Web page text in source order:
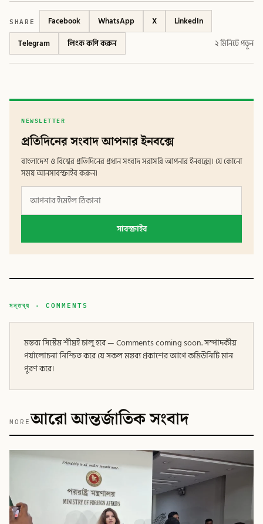
SHARE Facebook WhatsApp X
LinkedIn
Telegram
লিংক কপি করুন ২ মিনিটে পড়ুন
NEWSLETTER
প্রতিদিনের সংবাদ আপনার ইনবক্সে
বাংলাদেশ ও বিশ্বের প্রতিদিনের প্রধান সংবাদ সরাসরি আপনার ইনবক্সে। যে কোনো
সময় আনসাবস্ক্রাইব করুন।
সাবস্ক্রাইব
মন্তব্য · COMMENTS
মন্তব্য সিস্টেম শীঘ্রই চালু হবে — Comments coming soon. সম্পাদকীয়
পর্যালোচনা নিশ্চিত করে যে সকল মন্তব্য প্রকাশের আগে কমিউনিটি মান
পূরণ করে।
MOREআরো আন্তর্জাতিক সংবাদ